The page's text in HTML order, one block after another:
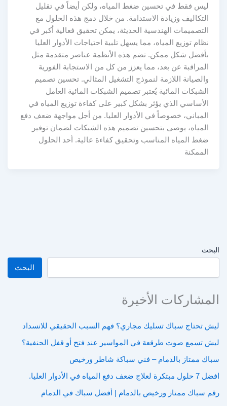
ليس فقط في تحسين ضغط المياه، ولكن أيضاً في تقليل
التكاليف وزيادة الاستدامة. من خلال دمج هذه الحلول مع
التصميمات الهندسية الحديثة، يمكن تحقيق فعالية أكبر في
نظام توزيع المياه، مما يسهل تلبية احتياجات الأدوار العليا
بأفضل شكل ممكن. تضم هذه الأنظمة عناصر متقدمة مثل
المراقبة عن بعد، مما يعزز من كل من الاستجابة الفورية
والصيانة اللازمة لنموذج التشغيل المثالي. تحسين تصميم
الشبكات المائية يُعتبر تصميم الشبكات المائية العامل
الأساسي الذي يؤثر بشكل كبير على كفاءة توزيع المياه في
المباني، خصوصاً في الأدوار العليا. من أجل مواجهة ضعف دفع
المياه، يوصى بتحسين تصميم هذه الشبكات لضمان توفير
ضغط المياه المناسب وتحقيق كفاءة عالية. أحد الحلول
الممكنة
البحث
البحث
المشاركات الأخيرة
ليش تحتاج سباك تسليك مجاري؟ فهم السبب الحقيقي للانسداد
ليش تسمع صوت طرقعة في المواسير عند فتح أو قفل الحنفية؟
سباك ممتاز بالدمام – فني سباكة شاطر ورخيص
افضل 7 حلول مبتكرة لعلاج ضعف دفع المياه في الأدوار العليا.
رقم سباك ممتاز ورخيص بالدمام | أفضل سباك في الدمام